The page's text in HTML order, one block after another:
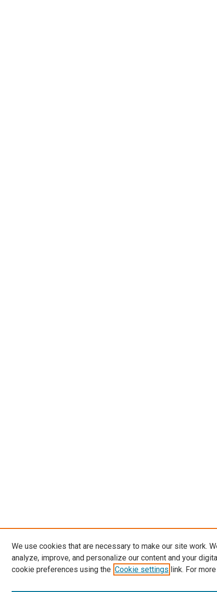
We use cookies that are necessary to make our site work.
analyze, improve, and personalize our content and your
cookie preferences using the Cookie settings link. For